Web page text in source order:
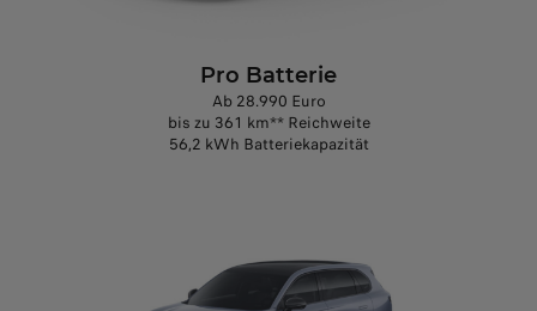
Pro Batterie
Ab 28.990 Euro
bis zu 361 km** Reichweite
56,2 kWh Batteriekapazität